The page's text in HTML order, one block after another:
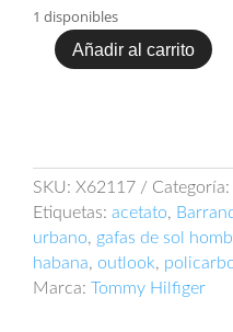
1 disponibles
GAFAS
cantidad
Añadir al carrito
SKU: X62117 Categoría:
Etiquetas: acetato,
urbano, gafas de sol
habana, outlook,
Marca: Tommy Hilfiger